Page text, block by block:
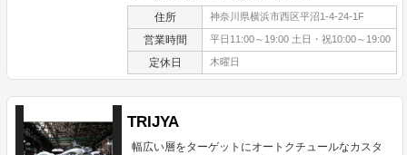
住所 神奈川県横浜市西区平沼1-4-24-1F
営業時間 平日11:00～19:00 土日・祝10:00～19:00
定休日 木曜日
TRIJYA
幅広い層をターゲットにオートクチュールなカスタ